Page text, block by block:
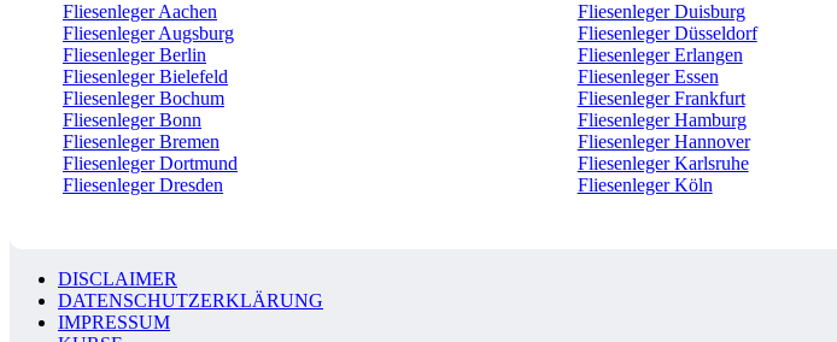
Fliesenleger Aachen
Fliesenleger Augsburg
Fliesenleger Berlin
Fliesenleger Bielefeld
Fliesenleger Bochum
Fliesenleger Bonn
Fliesenleger Bremen
Fliesenleger Dortmund
Fliesenleger Dresden
Fliesenleger Duisburg
Fliesenleger Düsseldorf
Fliesenleger Erlangen
Fliesenleger Essen
Fliesenleger Frankfurt
Fliesenleger Hamburg
Fliesenleger Hannover
Fliesenleger Karlsruhe
Fliesenleger Köln
DISCLAIMER
DATENSCHUTZERKLÄRUNG
IMPRESSUM